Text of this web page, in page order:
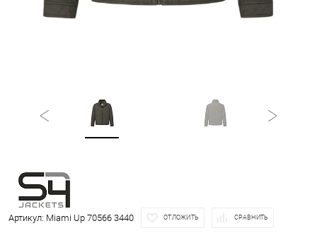
Артикул: Miami Up 70566 3440 ОТЛОЖИТЬ СРАВНИТЬ